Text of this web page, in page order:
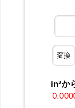
in³か